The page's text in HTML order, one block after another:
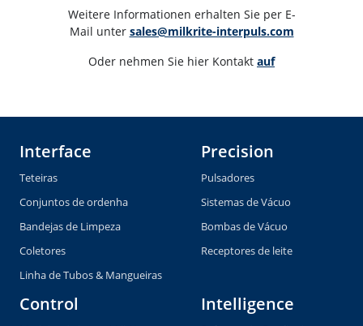
Weitere Informationen erhalten Sie per E-
Mail unter sales@milkrite-interpuls.com
Oder nehmen Sie hier Kontakt auf
Interface
Teteiras
Conjuntos de ordenha
Bandejas de Limpeza
Coletores
Linha de Tubos & Mangueiras
Precision
Pulsadores
Sistemas de Vácuo
Bombas de Vácuo
Receptores de leite
Control Intelligence